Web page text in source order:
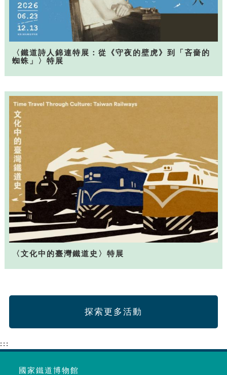
〈鐵道詩人錦連特展：從《守夜的壁虎》到「吝嗇的
蜘蛛」〉特展
〈文化中的臺灣鐵道史〉特展
探索更多活動
:::
國家鐵道博物館